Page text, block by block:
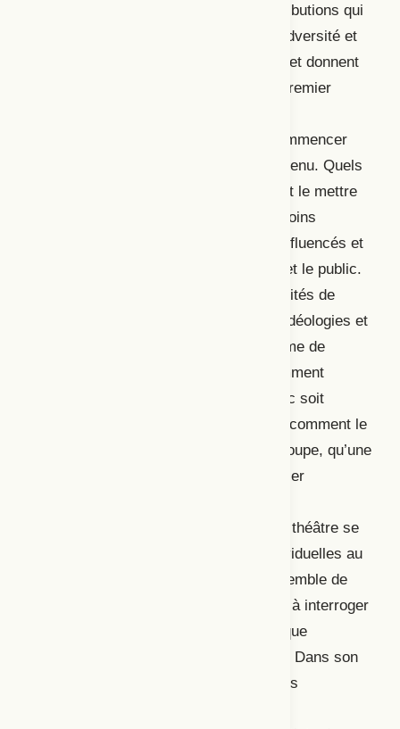
sur le théâtre francophone et des contributions qui
se concentrent sur les questions de l’adversité et
des défis qui poussent vers l’offensive et donnent
une vitalité au théâtre public. Dans le premier
« adversaires » du théâtre public, à commencer
par ce qui relève de la forme et du contenu. Quels
outils choisir pour construire un texte et le mettre
en scène afin de déconstruire, ou du moins
interroger la société? Ces outils sont influencés et
limités par le financement, le politique et le public.
Cela a pour effet de réduire les possibilités de
création et de remise en question des idéologies et
des valeurs morales. Ensuite, le dilemme de
l’injonction du populaire s’impose : comment
répondre au besoin que le théâtre public soit
accessible et apprécié de tous·tes? Et comment le
faire sans ne représenter qu’un seul groupe, qu’une
seule population? Ce qui mène au dernier
l’individualisme, qui fait en sorte que le théâtre se
concentre sur des préoccupations individuelles au
détriment des projets de société. L’ensemble de
ces questionnements mène Champinot à interroger
l’utilité du théâtre et à soulever le défi que
représente la recherche d’une réponse. Dans son
article, Nathalie Fillion identifie plutôt les